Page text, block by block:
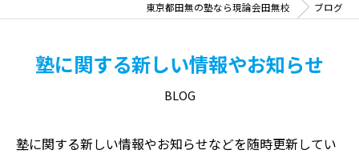
東京都田無の塾なら現論会田無校 ブログ
塾に関する新しい情報やお知らせ
BLOG
塾に関する新しい情報やお知らせなどを随時更新してい